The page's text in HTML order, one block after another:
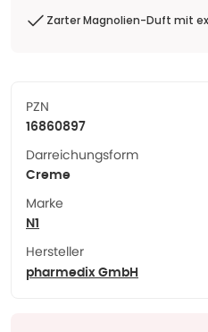
Zarter Magnolien-Duft mit
PZN
16860897
Darreichungsform
Creme
Marke
N1
Hersteller
pharmedix GmbH